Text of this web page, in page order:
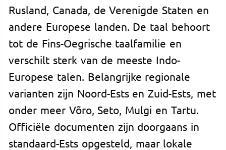
Rusland, Canada, de Verenigde Staten en
andere Europese landen. De taal behoort
tot de Fins-Oegrische taalfamilie en
verschilt sterk van de meeste Indo-
Europese talen. Belangrijke regionale
varianten zijn Noord-Ests en Zuid-Ests, met
onder meer Võro, Seto, Mulgi en Tartu.
Officiële documenten zijn doorgaans in
standaard-Ests opgesteld, maar lokale